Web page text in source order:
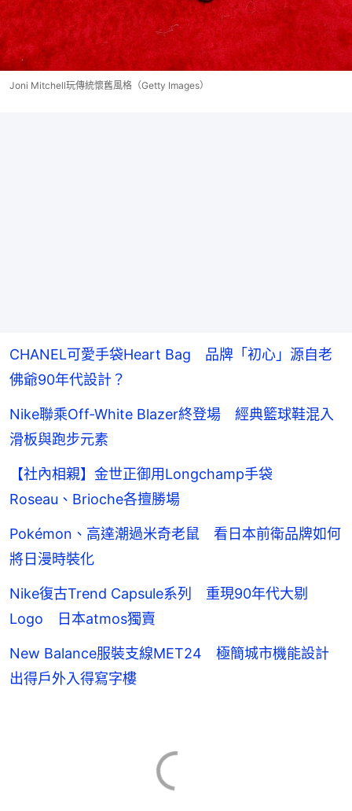
Joni Mitchell玩傳統懷舊風格（Getty Images）
CHANEL可愛手袋Heart Bag 品牌「初心」源自老
佛爺90年代設計？
Nike聯乘Off-White Blazer終登場 經典籃球鞋混入
滑板與跑步元素
【社內相親】金世正御用Longchamp手袋
Roseau、Brioche各擅勝場
Pokémon、高達潮過米奇老鼠 看日本前衛品牌如何
將日漫時裝化
Nike復古Trend Capsule系列 重現90年代大剔
Logo 日本atmos獨賣
New Balance服裝支線MET24 極簡城市機能設計
出得戶外入得寫字樓